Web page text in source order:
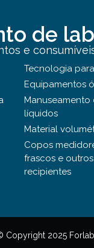
de
e
Tecnologia
Equipamentos
Manuseamento
líquidos
Material
Copos
frascos e outros
recipientes
Copyright 2025 Forlab